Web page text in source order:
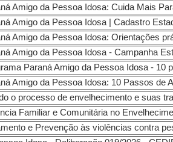
Amigo da Pessoa Idosa: Cuida Mais
Amigo da Pessoa Idosa | Cadastro
Amigo da Pessoa Idosa: Orientações
Amigo da Pessoa Idosa - Campanha
Paraná Amigo da Pessoa Idosa - 10
Amigo da Pessoa Idosa: 10 Passos de
o processo de envelhecimento e suas
Familiar e Comunitária no
e Prevenção às violências contra